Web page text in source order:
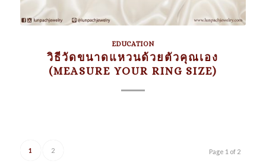
EDUCATION
วิธีวัดขนาดแหวนด้วยตัวคุณเอง
(MEASURE YOUR RING SIZE)
Page 1 of 2
1 2